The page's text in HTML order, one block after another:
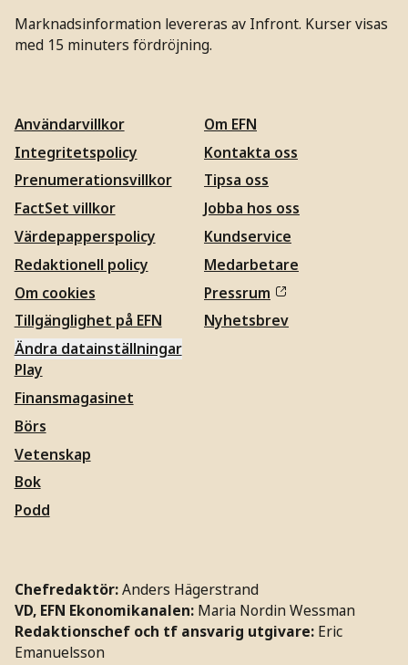
Marknadsinformation levereras av Infront. Kurser visas
med 15 minuters fördröjning.
Användarvillkor
Integritetspolicy
Prenumerationsvillkor
FactSet villkor
Värdepapperspolicy
Redaktionell policy
Om cookies
Tillgänglighet på EFN
Ändra datainställningar
Om EFN
Kontakta oss
Tipsa oss
Jobba hos oss
Kundservice
Medarbetare
Pressrum
Nyhetsbrev
Play
Finansmagasinet
Börs
Vetenskap
Bok
Podd
Chefredaktör:Anders Hägerstrand
VD, EFN Ekonomikanalen: Maria Nordin Wessman
Redaktionschef och tf ansvarig utgivare: Eric
Emanuelsson